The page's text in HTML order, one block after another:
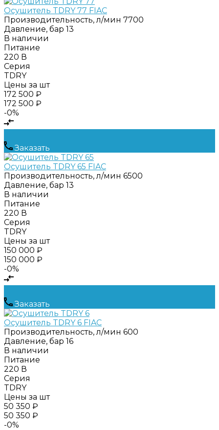
Осушитель TDRY 77 FIAC
Производительность, л/мин 7700
Давление, бар 13
В наличии
Питание
220 В
Серия
TDRY
Цены за шт
172 500 ₽
172 500 ₽
-0%
Заказать
Осушитель TDRY 65 FIAC
Производительность, л/мин 6500
Давление, бар 13
В наличии
Питание
220 В
Серия
TDRY
Цены за шт
150 000 ₽
150 000 ₽
-0%
Заказать
Осушитель TDRY 6 FIAC
Производительность, л/мин 600
Давление, бар 16
В наличии
Питание
220 В
Серия
TDRY
Цены за шт
50 350 ₽
50 350 ₽
-0%